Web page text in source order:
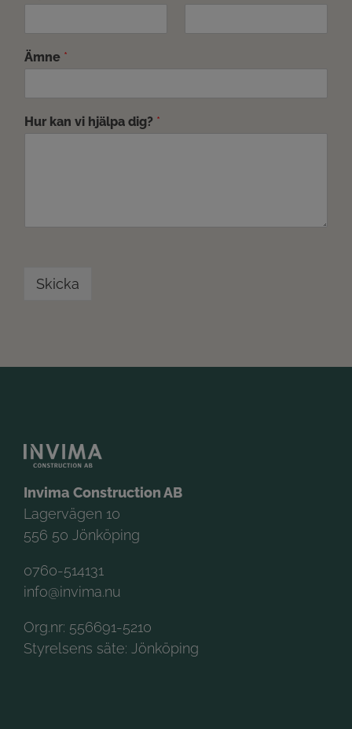
Ämne *
Hur kan vi hjälpa dig? *
Skicka
Invima Construction AB
Lagervägen 10
556 50 Jönköping
0760-514131
info@invima.nu
Org.nr: 556691-5210
Styrelsens säte: Jönköping